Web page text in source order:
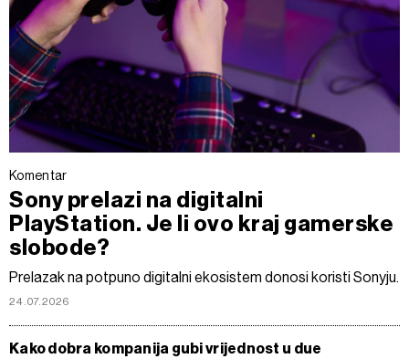
Komentar
Sony prelazi na digitalni
PlayStation. Je li ovo kraj gamerske
slobode?
Prelazak na potpuno digitalni ekosistem donosi koristi Sonyju.
24.07.2026
Kako dobra kompanija gubi vrijednost u due